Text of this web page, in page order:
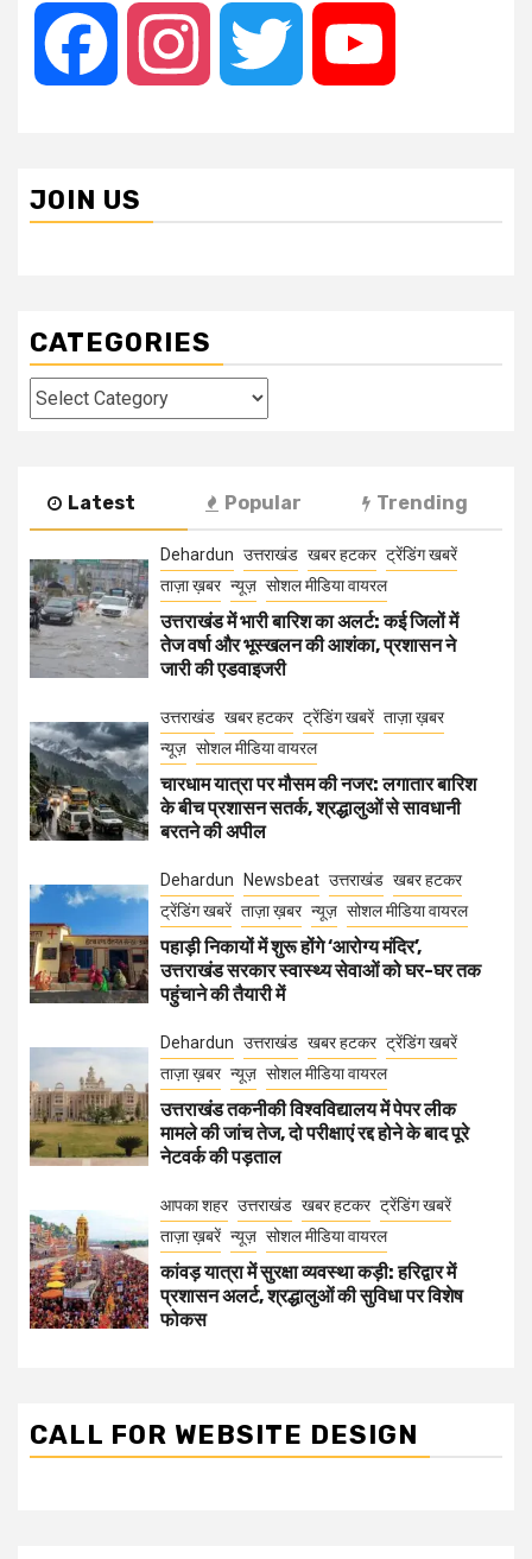
Facebook Instagram Twitter
JOIN US
CATEGORIES
Categories
Latest Popular Trending
Dehardun उत्तराखंड खबर हटकर ट्रेंडिंग खबरें
ताज़ा ख़बर न्यूज़ सोशल मीडिया वायरल
उत्तराखंड में भारी बारिश का अलर्ट: कई जिलों में
तेज वर्षा और भूस्खलन की आशंका, प्रशासन ने
जारी की एडवाइजरी
उत्तराखंड खबर हटकर ट्रेंडिंग खबरें ताज़ा ख़बर
न्यूज़ सोशल मीडिया वायरल
चारधाम यात्रा पर मौसम की नजर: लगातार बारिश
के बीच प्रशासन सतर्क, श्रद्धालुओं से सावधानी
बरतने की अपील
Dehardun Newsbeat उत्तराखंड खबर हटकर
ट्रेंडिंग खबरें ताज़ा ख़बर न्यूज़ सोशल मीडिया वायरल
पहाड़ी निकायों में शुरू होंगे ‘आरोग्य मंदिर’,
उत्तराखंड सरकार स्वास्थ्य सेवाओं को घर-घर तक
पहुंचाने की तैयारी में
Dehardun उत्तराखंड खबर हटकर ट्रेंडिंग खबरें
ताज़ा ख़बर न्यूज़ सोशल मीडिया वायरल
उत्तराखंड तकनीकी विश्वविद्यालय में पेपर लीक
मामले की जांच तेज, दो परीक्षाएं रद्द होने के बाद पूरे
नेटवर्क की पड़ताल
आपका शहर उत्तराखंड खबर हटकर ट्रेंडिंग खबरें
ताज़ा ख़बरें न्यूज़ सोशल मीडिया वायरल
कांवड़ यात्रा में सुरक्षा व्यवस्था कड़ी: हरिद्वार में
प्रशासन अलर्ट, श्रद्धालुओं की सुविधा पर विशेष
फोकस
CALL FOR WEBSITE DESIGN